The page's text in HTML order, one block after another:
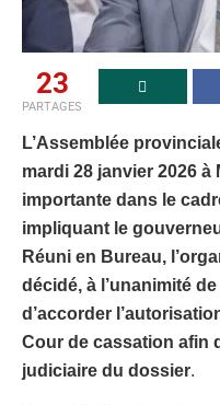
23
PARTAGES
L’Assemblée
mardi 28 janvier 2026
importante dans le
impliquant le
Réuni en Bureau,
décidé, à l’unanimité
d’accorder
Cour de cassation afin
judiciaire du dossier.